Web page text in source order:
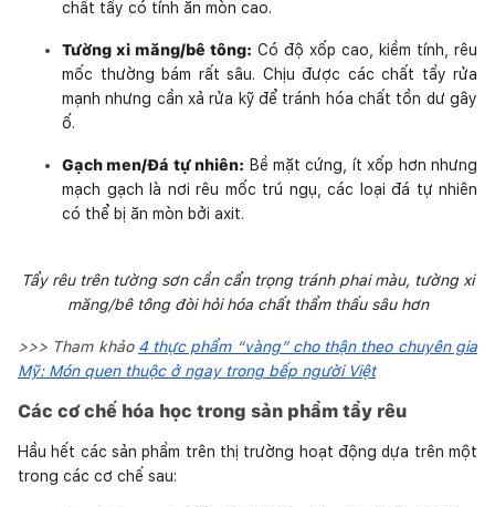
chất tẩy có tính ăn mòn cao.
Tường xi măng/bê tông: Có độ xốp cao, kiềm tính, rêu
mốc thường bám rất sâu. Chịu được các chất tẩy rửa
mạnh nhưng cần xả rửa kỹ để tránh hóa chất tồn dư gây
ố.
Gạch men/Đá tự nhiên: Bề mặt cứng, ít xốp hơn nhưng
mạch gạch là nơi rêu mốc trú ngụ, các loại đá tự nhiên
có thể bị ăn mòn bởi axit.
Tẩy rêu trên tường sơn cần cẩn trọng tránh phai màu, tường xi
măng/bê tông đòi hỏi hóa chất thẩm thấu sâu hơn
>>> Tham khảo 4 thực phẩm “vàng” cho thận theo chuyên gia
Mỹ: Món quen thuộc ở ngay trong bếp người Việt
Các cơ chế hóa học trong sản phẩm tẩy rêu
Hầu hết các sản phẩm trên thị trường hoạt động dựa trên một
trong các cơ chế sau: